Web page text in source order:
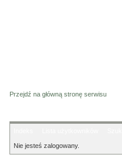
Przejdź na główną stronę serwisu
Nie jesteś zalogowany.